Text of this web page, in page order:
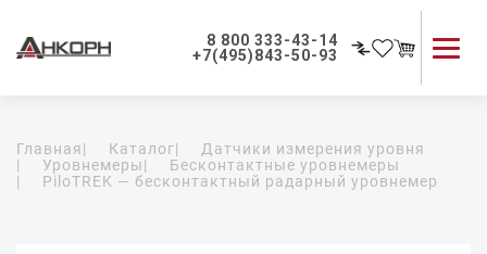
8 800 333-43-14
+7(495)843-50-93
Применение приборов
Как мы работаем
Главная| Каталог|
Датчики измерения уровня
|
Уровнемеры|
Бесконтактные уровнемеры
|
PiloTREK — бесконтактный радарный уровнемер